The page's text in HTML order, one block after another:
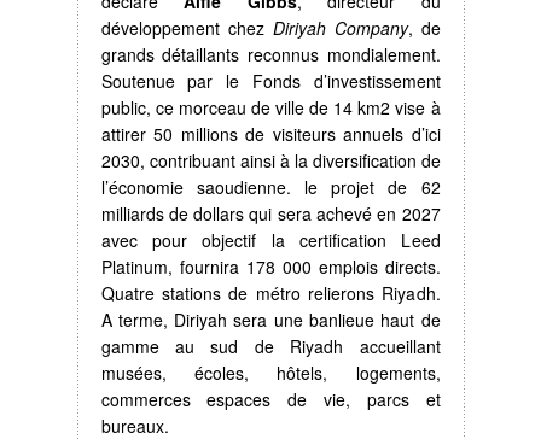
développement chez Diriyah Company, de
grands détaillants reconnus mondialement.
Soutenue par le Fonds d’investissement
public, ce morceau de ville de 14 km2 vise à
attirer 50 millions de visiteurs annuels d’ici
2030, contribuant ainsi à la diversification de
l’économie saoudienne. le projet de 62
milliards de dollars qui sera achevé en 2027
avec pour objectif la certification Leed
Platinum, fournira 178 000 emplois directs.
Quatre stations de métro relierons Riyadh.
A terme, Diriyah sera une banlieue haut de
gamme au sud de Riyadh accueillant
musées, écoles, hôtels, logements,
commerces espaces de vie, parcs et
bureaux.